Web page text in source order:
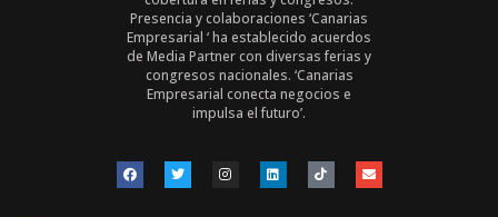
Presencia y colaboraciones ‘Canarias
Empresarial ‘ ha establecido acuerdos
de Media Partner con diversas ferias y
congresos nacionales. ‘Canarias
Empresarial conecta negocios e
impulsa el futuro’.